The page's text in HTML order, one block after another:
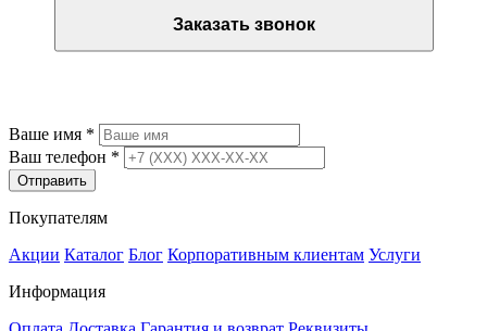
Заказать звонок
Ваше имя *
Ваш телефон *
Отправить
Покупателям
Акции Каталог Блог Корпоративным клиентам Услуги
Информация